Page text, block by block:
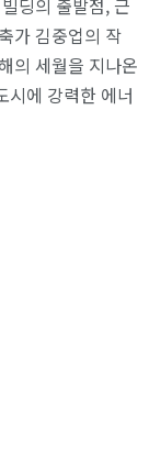
딩의 출발점, 근
가 김중업의 작
의 세월을 지나온
시에 강력한 에너